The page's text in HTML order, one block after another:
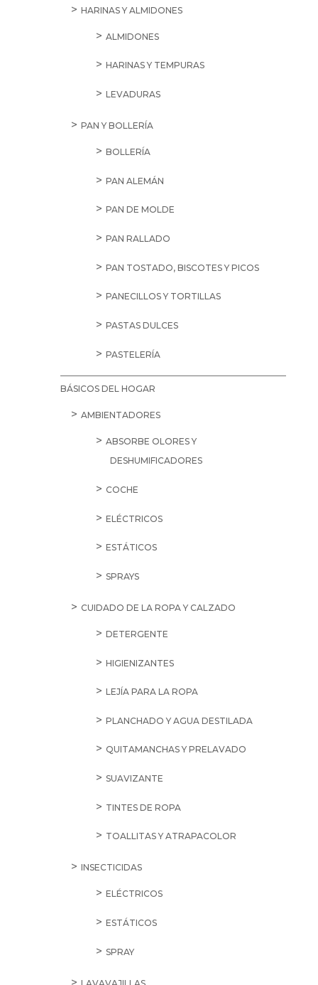
HARINAS Y ALMIDONES
ALMIDONES
HARINAS Y TEMPURAS
LEVADURAS
PAN Y BOLLERÍA
BOLLERÍA
PAN ALEMÁN
PAN DE MOLDE
PAN RALLADO
PAN TOSTADO, BISCOTES Y PICOS
PANECILLOS Y TORTILLAS
PASTAS DULCES
PASTELERÍA
BÁSICOS DEL HOGAR
AMBIENTADORES
ABSORBE OLORES Y
DESHUMIFICADORES
COCHE
ELÉCTRICOS
ESTÁTICOS
SPRAYS
CUIDADO DE LA ROPA Y CALZADO
DETERGENTE
HIGIENIZANTES
LEJÍA PARA LA ROPA
PLANCHADO Y AGUA DESTILADA
QUITAMANCHAS Y PRELAVADO
SUAVIZANTE
TINTES DE ROPA
TOALLITAS Y ATRAPACOLOR
INSECTICIDAS
ELÉCTRICOS
ESTÁTICOS
SPRAY